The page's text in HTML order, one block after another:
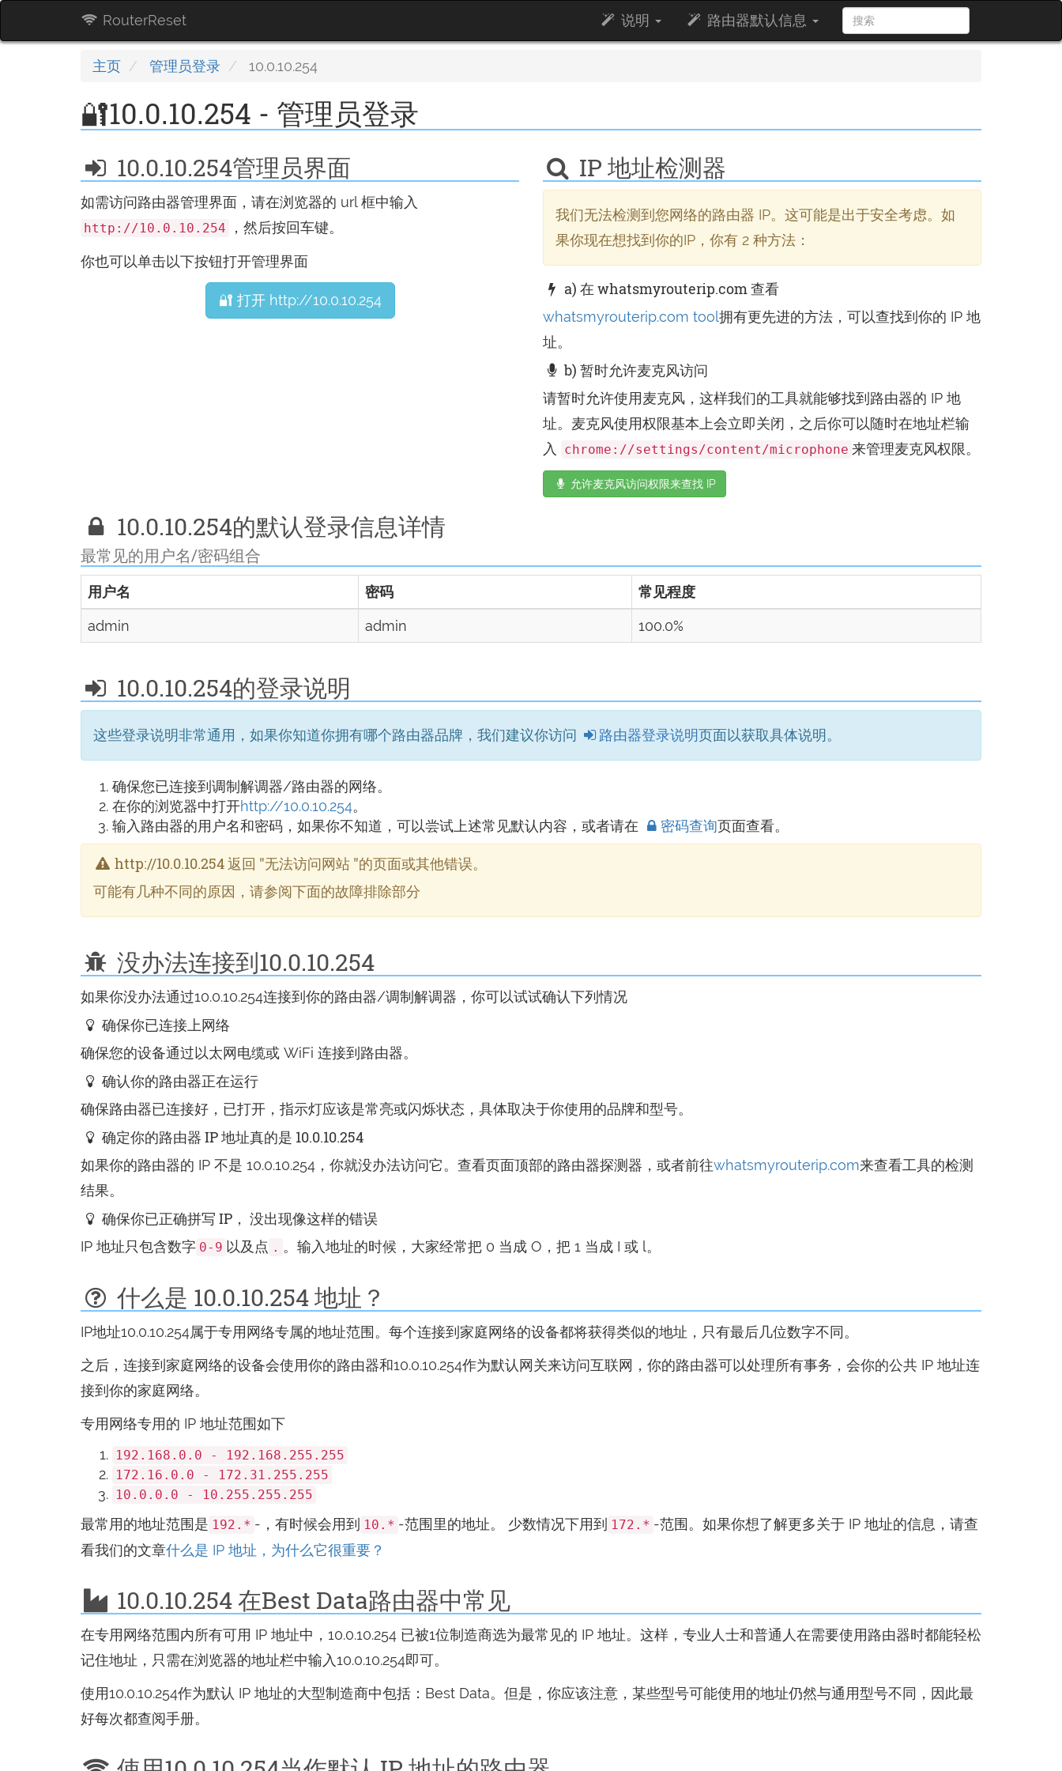
RouterReset 说明 路由器默认信息
主页 管理员登录 10.0.10.254
🔐10.0.10.254 - 管理员登录
10.0.10.254管理员界面
如需访问路由器管理界面，请在浏览器的 url 框中输入
http://10.0.10.254 ，然后按回车键。
你也可以单击以下按钮打开管理界面
🔐 打开 http://10.0.10.254
IP 地址检测器
我们无法检测到您网络的路由器 IP。这可能是出于安全考虑。如
果你现在想找到你的IP，你有 2 种方法：
a) 在 whatsmyrouterip.com 查看
whatsmyrouterip.com tool拥有更先进的方法，可以查找到你的 IP 地
址。
b) 暂时允许麦克风访问
请暂时允许使用麦克风，这样我们的工具就能够找到路由器的 IP 地
址。麦克风使用权限基本上会立即关闭，之后你可以随时在地址栏输
入
chrome://settings/content/microphone 来管理麦克风权限。
允许麦克风访问权限来查找 IP
10.0.10.254的默认登录信息详情
最常见的用户名/密码组合
用户名 密码 常见程度
admin admin 100.0%
10.0.10.254的登录说明
这些登录说明非常通用，如果你知道你拥有哪个路由器品牌，我们建议你访问 路由器登录说明页面以获取具体说明。
确保您已连接到调制解调器/路由器的网络。
在你的浏览器中打开http://10.0.10.254。
输入路由器的用户名和密码，如果你不知道，可以尝试上述常见默认内容，或者请在
密码查询页面查看。
http://10.0.10.254 返回 "无法访问网站 "的页面或其他错误。
可能有几种不同的原因，请参阅下面的故障排除部分
没办法连接到10.0.10.254
如果你没办法通过10.0.10.254连接到你的路由器/调制解调器，你可以试试确认下列情况
确保你已连接上网络
确保您的设备通过以太网电缆或 WiFi 连接到路由器。
确认你的路由器正在运行
确保路由器已连接好，已打开，指示灯应该是常亮或闪烁状态，具体取决于你使用的品牌和型号。
确定你的路由器 IP 地址真的是 10.0.10.254
如果你的路由器的 IP 不是 10.0.10.254，你就没办法访问它。查看页面顶部的路由器探测器，或者前往whatsmyrouterip.com来查看工具的检测
结果。
确保你已正确拼写 IP， 没出现像这样的错误
IP 地址只包含数字 0-9 以及点 . 。输入地址的时候，大家经常把 0 当成 O，把 1 当成 I 或 l。
什么是 10.0.10.254 地址？
IP地址10.0.10.254属于专用网络专属的地址范围。每个连接到家庭网络的设备都将获得类似的地址，只有最后几位数字不同。
之后，连接到家庭网络的设备会使用你的路由器和10.0.10.254作为默认网关来访问互联网，你的路由器可以处理所有事务，会你的公共 IP 地址连
接到你的家庭网络。
专用网络专用的 IP 地址范围如下
192.168.0.0 - 192.168.255.255
172.16.0.0 - 172.31.255.255
10.0.0.0 - 10.255.255.255
最常用的地址范围是 192.* -，有时候会用到 10.* -范围里的地址。 少数情况下用到 172.* -范围。如果你想了解更多关于 IP 地址的信息，请查
看我们的文章什么是 IP 地址，为什么它很重要？
10.0.10.254 在Best Data路由器中常见
在专用网络范围内所有可用 IP 地址中，10.0.10.254 已被1位制造商选为最常见的 IP 地址。这样，专业人士和普通人在需要使用路由器时都能轻松
记住地址，只需在浏览器的地址栏中输入10.0.10.254即可。
使用10.0.10.254作为默认 IP 地址的大型制造商中包括：Best Data。但是，你应该注意，某些型号可能使用的地址仍然与通用型号不同，因此最
好每次都查阅手册。